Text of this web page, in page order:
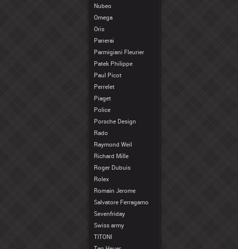
Nubeo
Omega
Oris
Panerai
Parmigiani Fleurier
Patek Philippe
Paul Picot
Perrelet
Piaget
Police
Porsche Design
Rado
Raymond Weil
Richard Mille
Roger Dubuis
Rolex
Romain Jerome
Salvatore Ferragamo
Sevenfriday
Swiss army
TITONI